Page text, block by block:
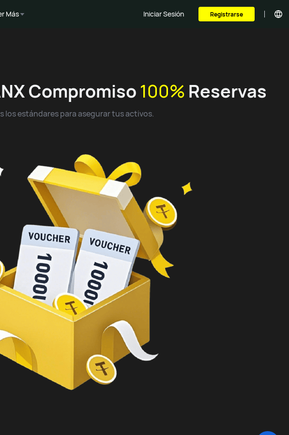
Más Iniciar Sesión Registrarse
Compromiso 100% Reservas
los estándares para asegurar tus activos.